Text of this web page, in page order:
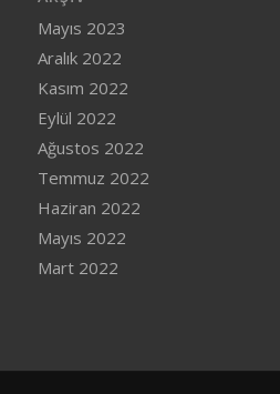
Mayıs 2023
Aralık 2022
Kasım 2022
Eylül 2022
Ağustos 2022
Temmuz 2022
Haziran 2022
Mayıs 2022
Mart 2022